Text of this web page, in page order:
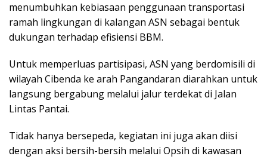
menumbuhkan kebiasaan penggunaan transportasi
ramah lingkungan di kalangan ASN sebagai bentuk
dukungan terhadap efisiensi BBM.
Untuk memperluas partisipasi, ASN yang berdomisili di
wilayah Cibenda ke arah Pangandaran diarahkan untuk
langsung bergabung melalui jalur terdekat di Jalan
Lintas Pantai.
Tidak hanya bersepeda, kegiatan ini juga akan diisi
dengan aksi bersih-bersih melalui Opsih di kawasan